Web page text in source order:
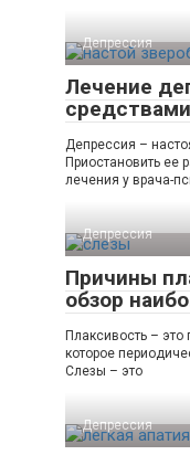
Депрессия
Лечение
Депрессия –
Приостановить ее
лечения у врача-
Депрессия
Причины
обзор
Плаксивость –
которое
Слезы – это
Депрессия